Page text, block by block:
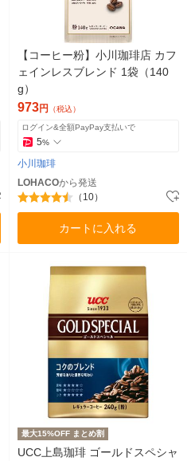
【コーヒー粉】小川珈琲店 カフ
ェインレスブレンド 1袋（140
g）
973円 （税込）
ログイン&全額PayPay支払いで
5%
小川珈琲
LOHACOから発送
（10）
カートに入れる
最大15%OFF まとめ割
UCC上島珈琲 ゴールドスペシャ